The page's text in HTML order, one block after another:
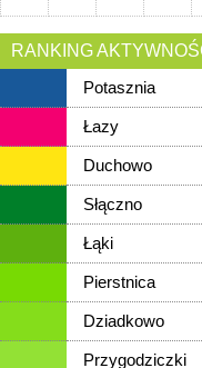
RANKING
Potasznia
Łazy
Duchowo
Słączno
Łąki
Pierstnica
Dziadkowo
Przygodziczki